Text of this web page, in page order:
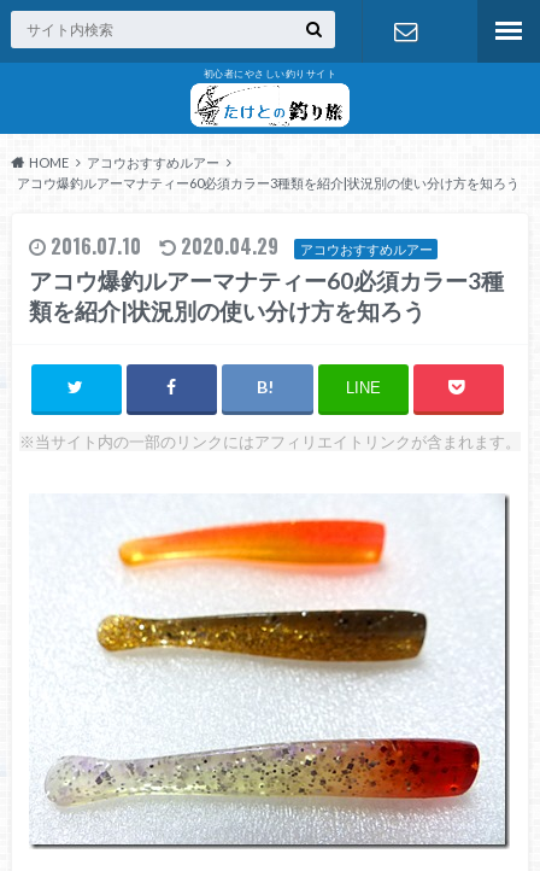
初心者にやさしい釣りサイト
HOME
アコウおすすめルアー
アコウ爆釣ルアーマナティー60必須カラー3種類を紹介|状況別の使い分け方を知ろう
2016.07.10 2020.04.29 アコウおすすめルアー
アコウ爆釣ルアーマナティー60必須カラー3種
類を紹介|状況別の使い分け方を知ろう
LINE
※当サイト内の一部のリンクにはアフィリエイトリンクが含まれます。